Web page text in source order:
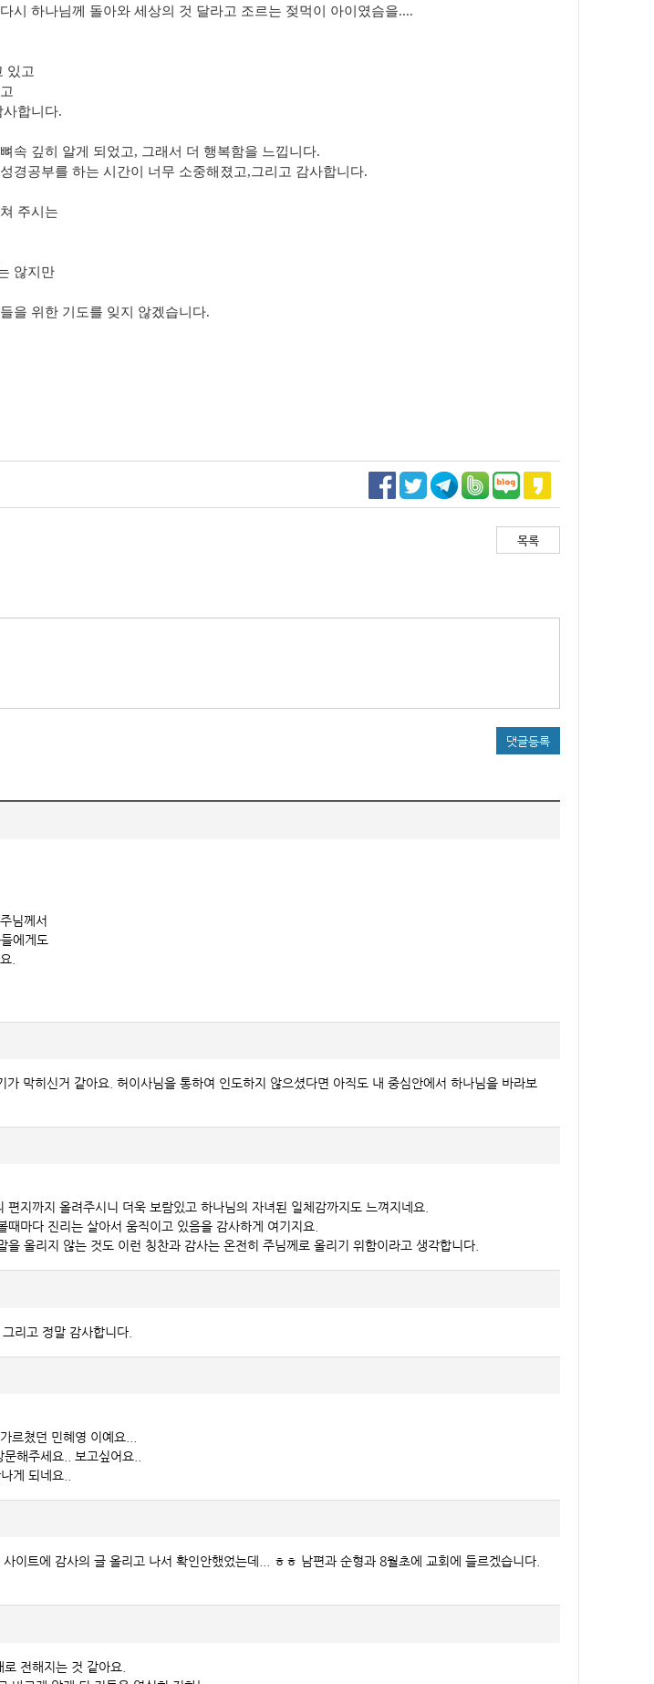
시 하나님께 돌아와 세상의 것 달라고 조르는 젖먹이 아이였슴을....
있고
합니다.
속 깊히 알게 되었고, 그래서 더 행복함을 느낍니다.
경공부를 하는 시간이 너무 소중해졌고,그리고 감사합니다.
주시는
않지만
을 위한 기도를 잊지 않겠습니다.
목록
댓글등록
님께서
에게도
.
막히신거 같아요. 허이사님을 통하여 인도하지 않으셨다면 아직도 내 중심안에서 하나님을 바라보
지까지 올려주시니 더욱 보람있고 하나님의 자녀된 일체감까지도 느껴지네요.
마다 진리는 살아서 움직이고 있음을 감사하게 여기지요.
올리지 않는 것도 이런 칭찬과 감사는 온전히 주님께로 올리기 위함이라고 생각합니다.
리고 정말 감사합니다.
르쳤던 민혜영 이예요...
해주세요.. 보고싶어요..
게 되네요..
이트에 감사의 글 올리고 나서 확인안했었는데... ㅎㅎ 남편과 순형과 8월초에 교회에 들르겠습니다.
전해지는 것 같아요.